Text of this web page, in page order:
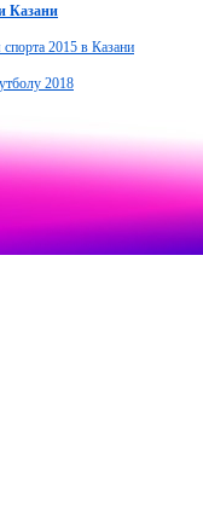
Казани
2015 в Казани
2018